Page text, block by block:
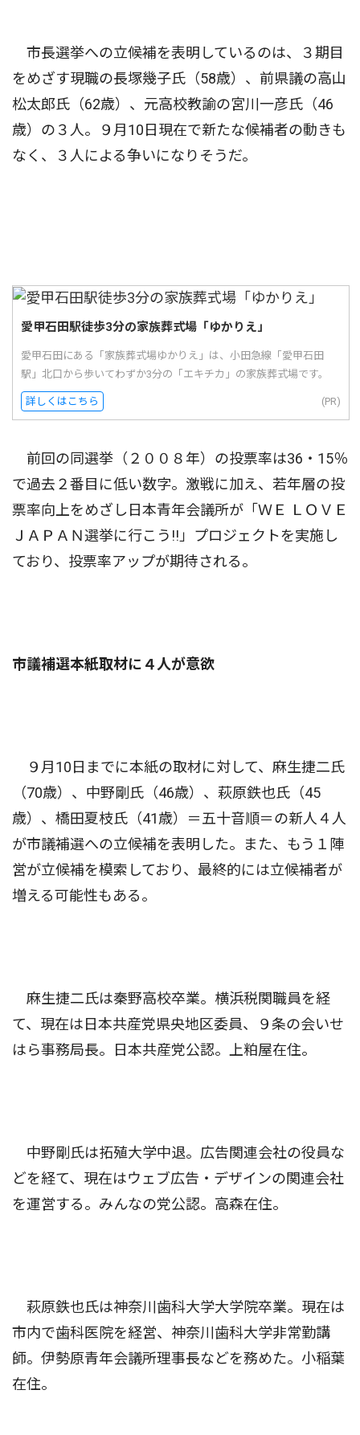
市長選挙への立候補を表明しているのは、３期目
をめざす現職の長塚幾子氏（58歳）、前県議の高山
松太郎氏（62歳）、元高校教諭の宮川一彦氏（46
歳）の３人。９月10日現在で新たな候補者の動きも
なく、３人による争いになりそうだ。
愛甲石田駅徒歩3分の家族葬式場「ゆかりえ」
愛甲石田にある「家族葬式場ゆかりえ」は、小田急線「愛甲石田
駅」北口から歩いてわずか3分の「エキチカ」の家族葬式場です。
詳しくはこちら (PR)
前回の同選挙（２００８年）の投票率は36・15％
で過去２番目に低い数字。激戦に加え、若年層の投
票率向上をめざし日本青年会議所が「ＷＥ ＬＯＶＥ
ＪＡＰＡＮ選挙に行こう!!」プロジェクトを実施し
ており、投票率アップが期待される。
市議補選本紙取材に４人が意欲
９月10日までに本紙の取材に対して、麻生捷二氏
（70歳）、中野剛氏（46歳）、萩原鉄也氏（45
歳）、橋田夏枝氏（41歳）＝五十音順＝の新人４人
が市議補選への立候補を表明した。また、もう１陣
営が立候補を模索しており、最終的には立候補者が
増える可能性もある。
麻生捷二氏は秦野高校卒業。横浜税関職員を経
て、現在は日本共産党県央地区委員、９条の会いせ
はら事務局長。日本共産党公認。上粕屋在住。
中野剛氏は拓殖大学中退。広告関連会社の役員な
どを経て、現在はウェブ広告・デザインの関連会社
を運営する。みんなの党公認。高森在住。
萩原鉄也氏は神奈川歯科大学大学院卒業。現在は
市内で歯科医院を経営、神奈川歯科大学非常勤講
師。伊勢原青年会議所理事長などを務めた。小稲葉
在住。